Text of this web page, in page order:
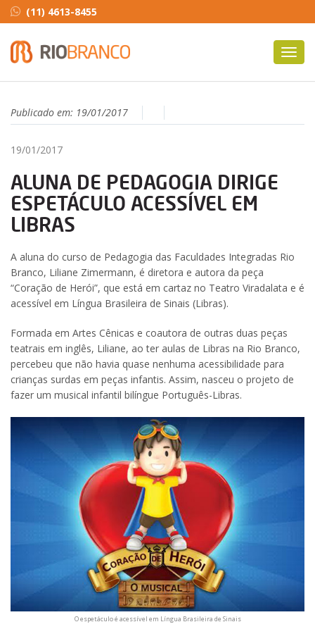
(11) 4613-8455
Publicado em: 19/01/2017
19/01/2017
ALUNA DE PEDAGOGIA DIRIGE
ESPETÁCULO ACESSÍVEL EM
LIBRAS
A aluna do curso de Pedagogia das Faculdades Integradas Rio
Branco, Liliane Zimermann, é diretora e autora da peça
“Coração de Herói”, que está em cartaz no Teatro Viradalata e é
acessível em Língua Brasileira de Sinais (Libras).
Formada em Artes Cênicas e coautora de outras duas peças
teatrais em inglês, Liliane, ao ter aulas de Libras na Rio Branco,
percebeu que não havia quase nenhuma acessibilidade para
crianças surdas em peças infantis. Assim, nasceu o projeto de
fazer um musical infantil bilíngue Português-Libras.
O espetáculo é acessível em Língua Brasileira de Sinais